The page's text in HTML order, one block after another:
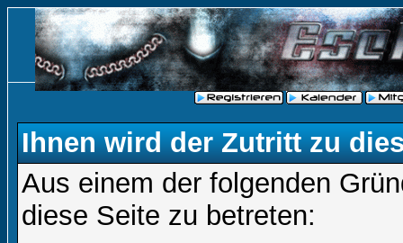
Ihnen wird der Zutritt zu
Aus einem der folgenden
diese Seite zu betreten: